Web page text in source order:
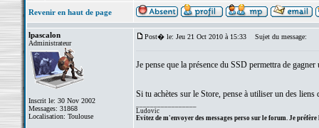
Revenir en haut de page
lpascalon
Administrateur
Inscrit le: 30 Nov 2002
Messages: 31868
Localisation: Toulouse
Post� le: Jeu 21 Oct 2010 à 15:33 Sujet du message:
Je pense que la présence du SSD permettra de gagner
Si tu achètes sur le Store, pense à utiliser un des
Ludovic
Evitez de m'envoyer des messages perso sur le forum. Je préfère